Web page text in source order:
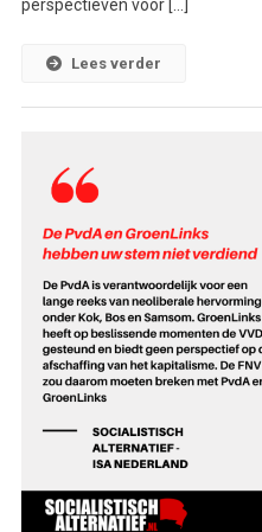
perspectieven voor […]
Lees verder